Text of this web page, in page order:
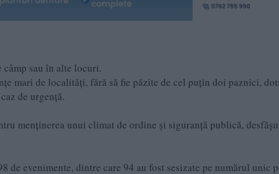
câmp sau în alte locuri.
mari de localităţi, fără să fie păzite de cel puţin doi paznici,
de urgenţă.
menținerea unui climat de ordine și siguranță publică,
de evenimente, dintre care 94 au fost sesizate pe numărul unic